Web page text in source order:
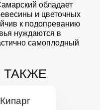
обладает
и цветочных
к подопреванию
нуждаются в
самоплодный
ТАКЖЕ